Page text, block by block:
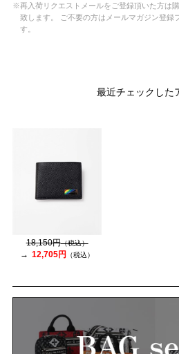
※再入荷リクエストメールをご登録頂いた方は
致します。 ご不要の方はメールマガジン登録
す。
最近チェックした
18,150円（税込）
12,705円 （税込）